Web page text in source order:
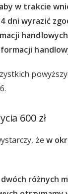
aby w trakcie
dni wyrazić
600 zł
że w
różnych